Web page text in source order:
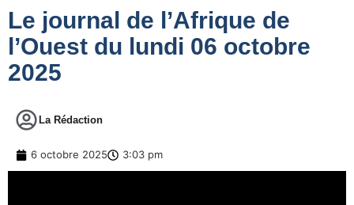
Le journal de l’Afrique de
l’Ouest du lundi 06 octobre
2025
La Rédaction
6 octobre 2025 3:03 pm